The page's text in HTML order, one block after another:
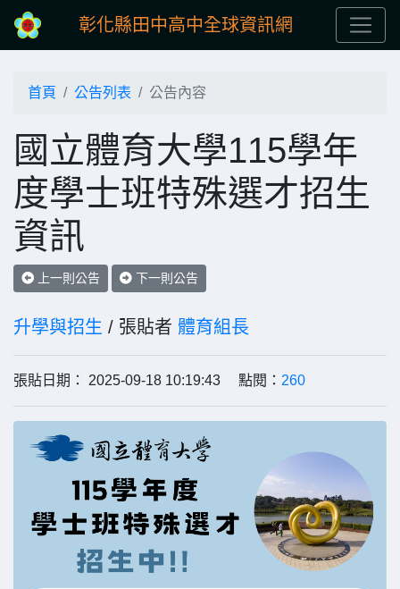
彰化縣田中高中全球資訊網
首頁 公告列表 公告內容
國立體育大學115學年
度學士班特殊選才招生
資訊
上一則公告 下一則公告
升學與招生 / 張貼者 體育組長
張貼日期： 2025-09-18 10:19:43 點閱： 260